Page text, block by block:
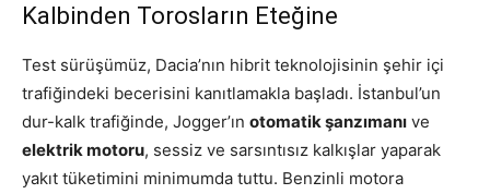
Kalbinden Torosların Eteğine
Test sürüşümüz, Dacia’nın hibrit teknolojisinin şehir içi
trafiğindeki becerisini kanıtlamakla başladı. İstanbul’un
dur-kalk trafiğinde, Jogger’ın otomatik şanzımanı ve
elektrik motoru, sessiz ve sarsıntısız kalkışlar yaparak
yakıt tüketimini minimumda tuttu. Benzinli motora